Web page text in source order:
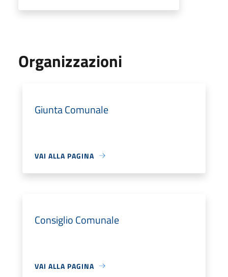
Organizzazioni
Giunta Comunale
VAI ALLA PAGINA
Consiglio Comunale
VAI ALLA PAGINA